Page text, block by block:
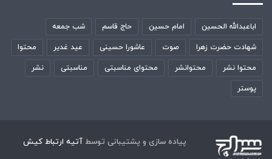
اباعبدالله الحسین امام حسین حاج قاسم شب جمعه
شهادت حضرت زهرا صوت عاشورا حسینی عید غدیر محتوا
محتوا نشر محتوانشر محتوای مناسبتی مناسبتی نشر
پوستر
پیاده سازی و پشتیبانی توسط آتیه ارتباط کیش